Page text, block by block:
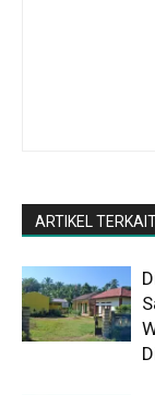
ARTIKEL